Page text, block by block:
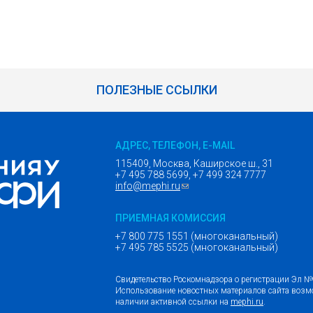
ПОЛЕЗНЫЕ ССЫЛКИ
АДРЕС, ТЕЛЕФОН, E-MAIL
115409, Москва, Каширское ш., 31
+7 495 788 5699, +7 499 324 7777
info@mephi.ru(ссылка для отправки email)
ПРИЕМНАЯ КОМИССИЯ
+7 800 775 1551 (многоканальный)
+7 495 785 5525 (многоканальный)
Свидетельство Роскомнадзора о регистрации Эл
Использование новостных материалов сайта
наличии активной ссылки на mephi.ru.